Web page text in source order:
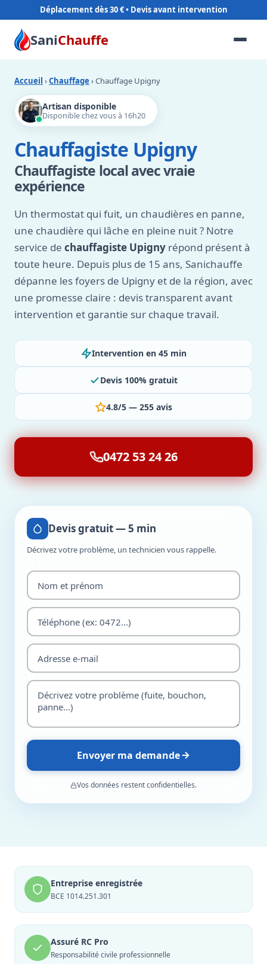
Déplacement dès 30 €
SaniChauffe
Accueil ›Chauffage › Chauffage Upigny
Artisan disponible
Disponible chez vous à 16h20
Chauffagiste Upigny
Chauffagiste local avec vraie
expérience
Un thermostat qui fuit, un chaudières en panne,
une chaudière qui lâche en pleine nuit ? Notre
service de chauffagiste Upigny répond présent à
toute heure. Depuis plus de 15 ans, Sanichauffe
dépanne les foyers de Upigny et de la région, avec
une promesse claire : devis transparent avant
intervention et garantie sur chaque travail.
Intervention en 45 min
Devis 100% gratuit
4.8/5 — 255 avis
0472 53 24 26
Devis gratuit — 5 min
Décrivez votre problème, un technicien vous rappelle.
Envoyer ma demande
Vos données restent confidentielles.
Entreprise enregistrée
BCE 1014.251.301
Assuré RC Pro
Responsabilité civile professionnelle